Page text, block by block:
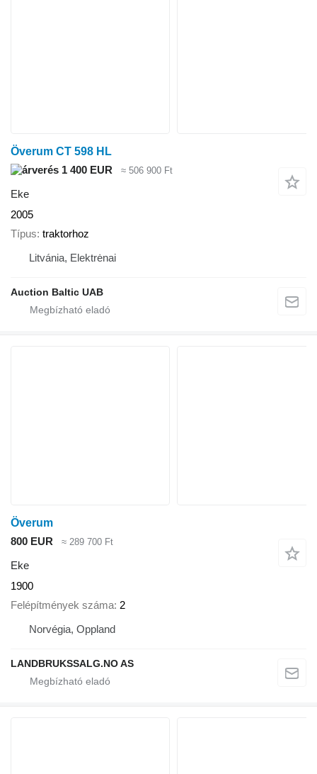
Överum CT 598 HL
1 400 EUR
≈ 506 900 Ft
Eke
2005
Típus traktorhoz
Litvánia, Elektrėnai
Auction Baltic UAB
Överum
800 EUR
≈ 289 700 Ft
Eke
1900
Felépítmények száma 2
Norvégia, Oppland
LANDBRUKSSALG.NO AS